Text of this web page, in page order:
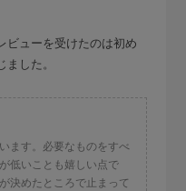
ビューを受けたのは初め
した。
ます。必要なものをすべ
低いことも嬉しい点で
決めたところで止まって